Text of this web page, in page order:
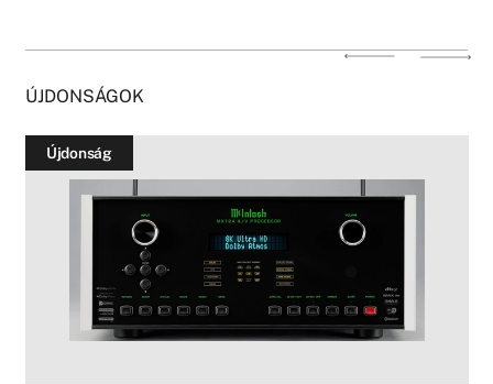
ÚJDONSÁGOK
Újdonság